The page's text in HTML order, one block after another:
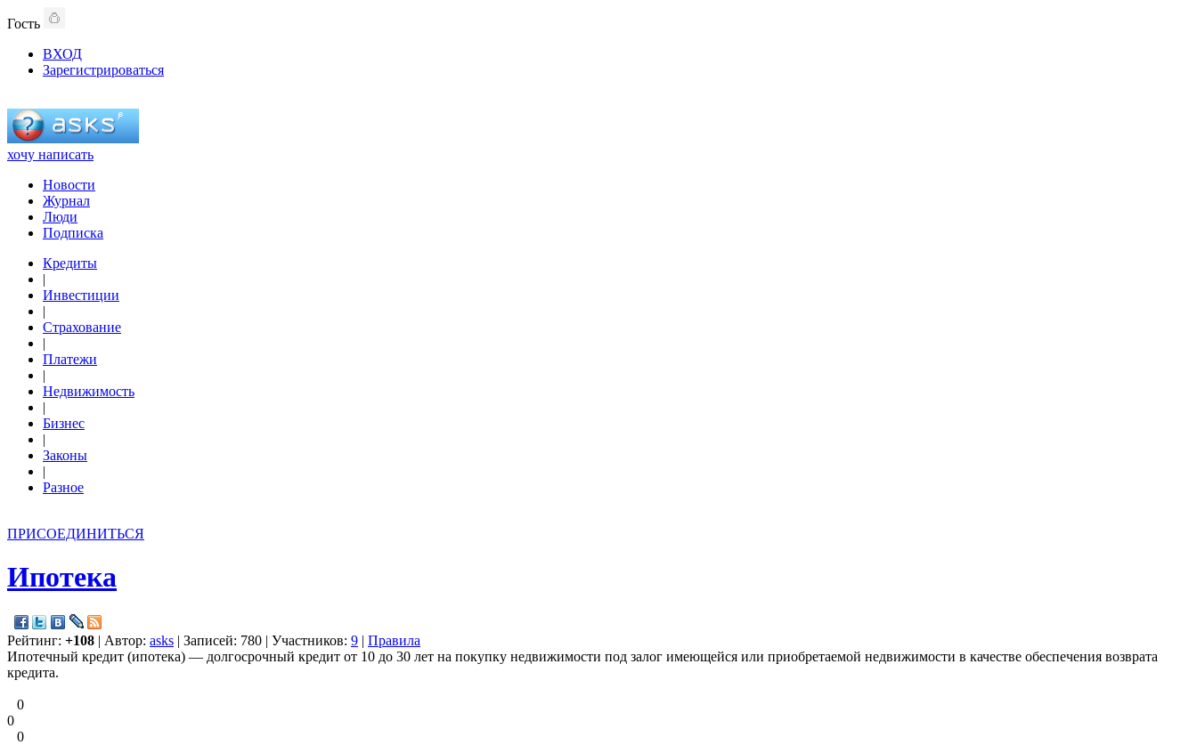
Гость
ВХОД
Зарегистрироваться
хочу написать
Новости
Журнал
Люди
Подписка
Кредиты
|
Инвестиции
|
Страхование
|
Платежи
|
Недвижимость
|
Бизнес
|
Законы
|
Разное
ПРИСОЕДИНИТЬСЯ
Ипотека
Рейтинг: +108 | Автор: asks | Записей: 780 | Участников: 9 | Правила
Ипотечный кредит (ипотека) — долгосрочный кредит от 10 до 30 лет на покупку недвижимости под залог имеющейся или приобретаемой недвижимости в качестве обеспечения возврата
кредита.
0
0
0